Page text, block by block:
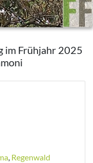
im Frühjahr 2025
, Regenwald